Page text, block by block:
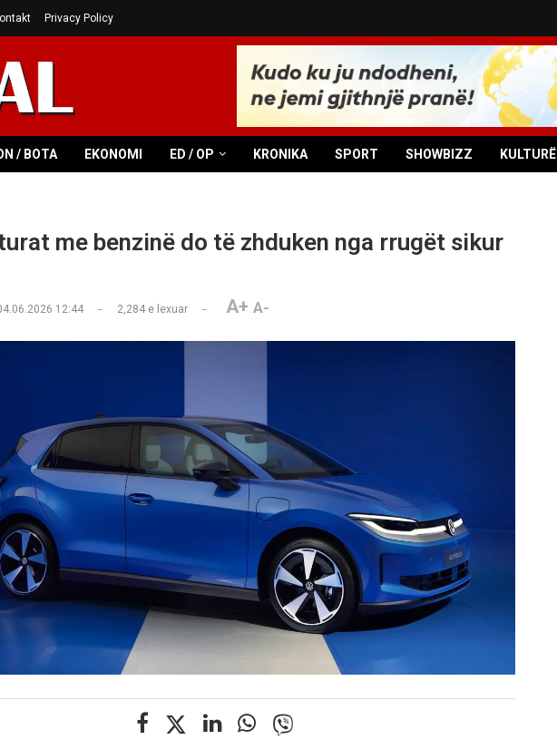
Privacy Policy
/ BOTA EKONOMI ED / OP KRONIKA SPORT SHOWBIZZ KULTURË
me benzinë do të zhduken nga rrugët sikur
12:44 2,284e lexuar A+ A-